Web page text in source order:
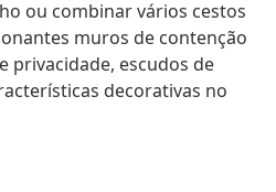
ou combinar vários cestos
muros de contenção
privacidade, escudos de
decorativas no